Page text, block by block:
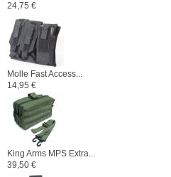
24,75 €
Molle Fast Access...
14,95 €
King Arms MPS Extra...
39,50 €